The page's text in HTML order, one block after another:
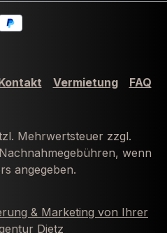
Vermietung FAQ
Mehrwertsteuer zzgl.
wenn
angegeben.
& Marketing von Ihrer
Dietz